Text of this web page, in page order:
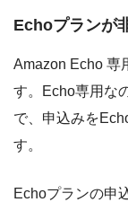
Echoプランが
Amazon Echo 専
す。Echo専用な
で、申込みを
す。
Echoプランの申